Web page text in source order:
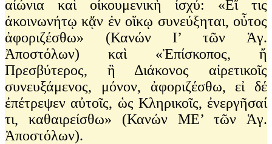
αἰώνια καὶ οἰκουμενικὴ ἰσχύ: «Εἴ τις
ἀκοινωνήτῳ κᾄν ἐν οἴκῳ συνεύξηται, οὖτος
ἀφοριζέσθω» (Κανών Ι’ τῶν Ἁγ.
Ἀποστόλων) καὶ «Ἐπίσκοπος, ἤ
Πρεσβύτερος, ἢ Διάκονος αἱρετικοῖς
συνευξάμενος, μόνον, ἀφοριζέσθω, εἰ δέ
ἐπέτρεψεν αὐτοῖς, ὡς Κληρικοῖς, ἐνεργῆσαί
τι, καθαιρείσθω» (Κανών ΜΕ’ τῶν Ἁγ.
Ἀποστόλων).